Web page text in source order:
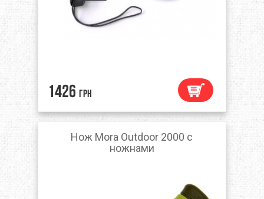
1426 грн
Нож Mora Outdoor 2000 с
ножнами